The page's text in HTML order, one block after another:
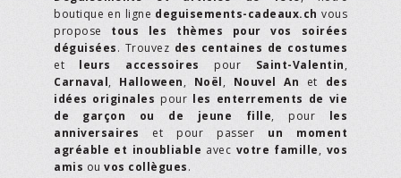
boutique en ligne deguisements-cadeaux.ch vous
propose tous les thèmes pour vos soirées
déguisées. Trouvez des centaines de costumes
et leurs accessoires pour Saint-Valentin,
Carnaval, Halloween, Noël, Nouvel An et des
idées originales pour les enterrements de vie
de garçon ou de jeune fille, pour les
anniversaires et pour passer un moment
agréable et inoubliable avec votre famille, vos
amis ou vos collègues.